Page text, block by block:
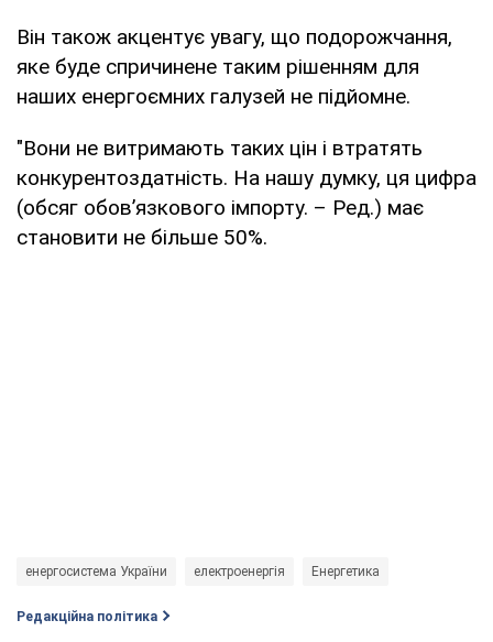
Він також акцентує увагу, що подорожчання,
яке буде спричинене таким рішенням для
наших енергоємних галузей не підйомне.
"Вони не витримають таких цін і втратять
конкурентоздатність. На нашу думку, ця цифра
(обсяг обовʼязкового імпорту. – Ред.) має
становити не більше 50%.
енергосистема України електроенергія Енергетика
Редакційна політика